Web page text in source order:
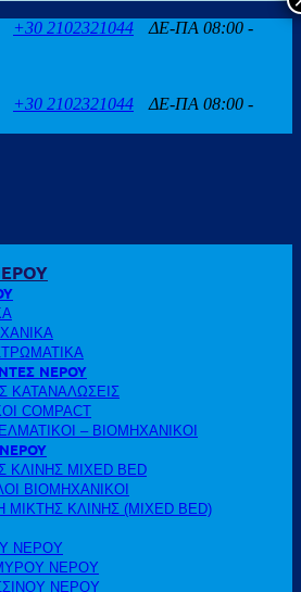
+30 2102321044
ΔΕ-ΠΑ 08:00 -
+30 2102321044
ΔΕ-ΠΑ 08:00 -
ΝΕΡΟΥ
ΚΑΤΑΝΑΛΩΣΕΙΣ
COMPACT
– ΒΙΟΜΗΧΑΝΙΚΟΙ
ΚΛΙΝΗΣ MIXED BED
ΒΙΟΜΗΧΑΝΙΚΟΙ
ΜΙΚΤΗΣ ΚΛΙΝΗΣ (MIXED BED)
ΝΕΡΟΥ
ΝΕΡΟΥ
ΝΕΡΟΥ